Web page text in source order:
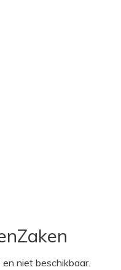
niet beschikbaar.